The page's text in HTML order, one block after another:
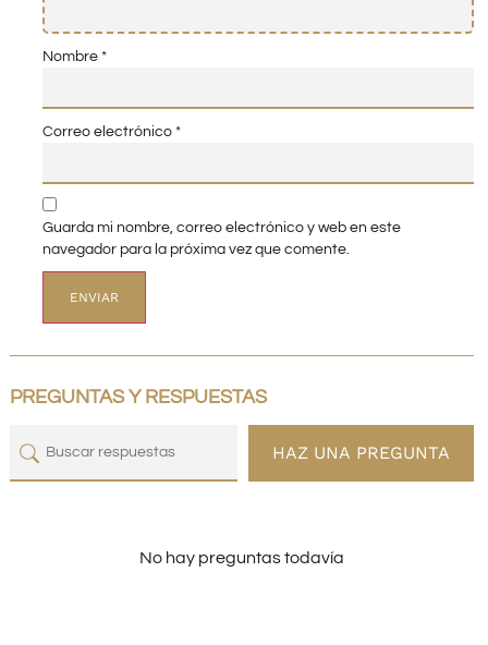
Nombre *
Correo electrónico *
Guarda mi nombre, correo electrónico y web en este
navegador para la próxima vez que comente.
PREGUNTAS Y RESPUESTAS
HAZ UNA PREGUNTA
No hay preguntas todavía